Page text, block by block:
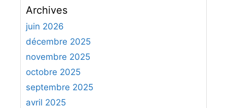
h
e
r
h
e
r
Archives
juin 2026
décembre 2025
novembre 2025
octobre 2025
septembre 2025
avril 2025